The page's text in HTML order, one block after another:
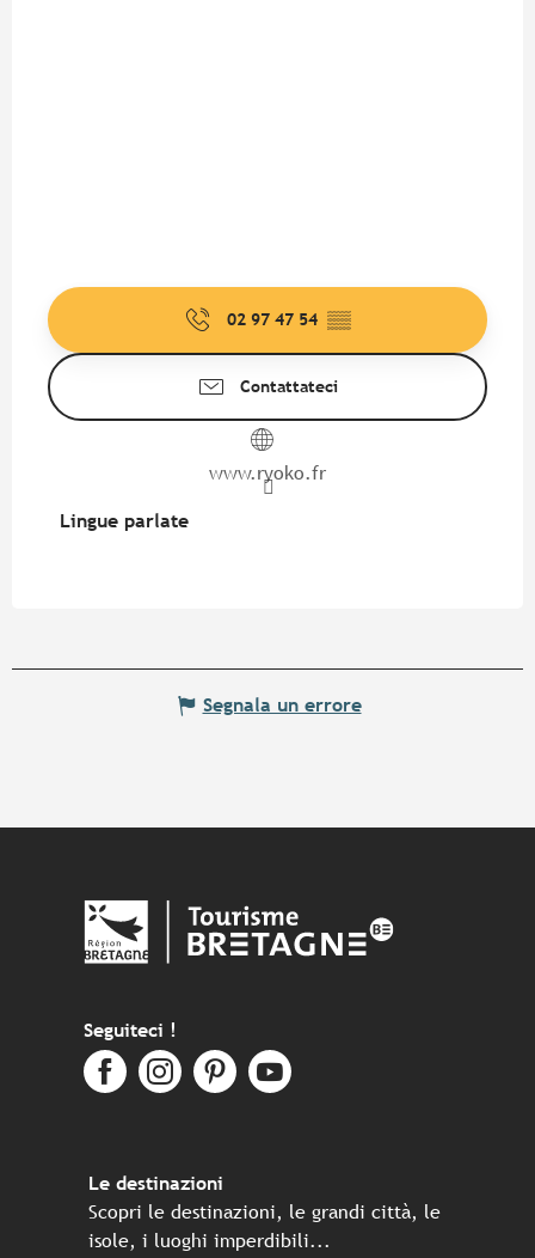
02 97 47 54 ▒▒
Contattateci
www.ryoko.fr
Lingue parlate
Lingue parlate
Segnala un errore
Seguiteci !
Le destinazioni
Scopri le destinazioni, le grandi città, le
isole, i luoghi imperdibili...